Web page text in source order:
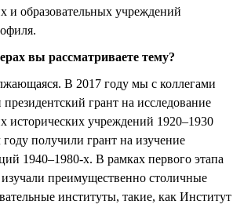
и образовательных учреждений
вы рассматриваете тему?
В 2017 году мы с коллегами
грант на исследование
исторических учреждений 1920–1930
получили грант на изучение
1940–1980-х. В рамках первого этапа
преимущественно столичные
институты, такие, как Институт